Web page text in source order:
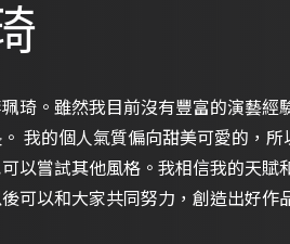
琦。雖然我目前沒有豐富的演藝經
我的個人氣質偏向甜美可愛的，
以嘗試其他風格。我相信我的天賦
可以和大家共同努力，創造出好作